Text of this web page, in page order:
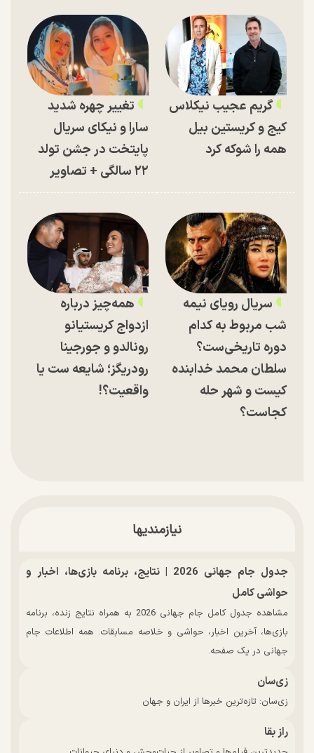
گریم عجیب نیکلاس
کیج و کریستین بیل
همه را شوکه کرد
تغییر چهره شدید
سارا و نیکای سریال
پایتخت در جشن تولد
۲۲ سالگی + تصاویر
سریال رویای نیمه
شب مربوط به کدام
دوره تاریخی‌ست؟
سلطان محمد خدابنده
کیست و شهر حله
کجاست؟
همه‌چیز درباره
ازدواج کریستیانو
رونالدو و جورجینا
رودریگز؛ شایعه ست یا
واقعیت؟!
نیازمندیها
جدول جام جهانی 2026 | نتایج، برنامه بازی‌ها، اخبار و
حواشی کامل
مشاهده جدول کامل جام جهانی 2026 به همراه نتایج زنده، برنامه
بازی‌ها، آخرین اخبار، حواشی و خلاصه مسابقات. همه اطلاعات جام
جهانی در یک صفحه.
زی‌سان
زی‌سان: تازه‌ترین خبرها از ایران و جهان
راز بقا